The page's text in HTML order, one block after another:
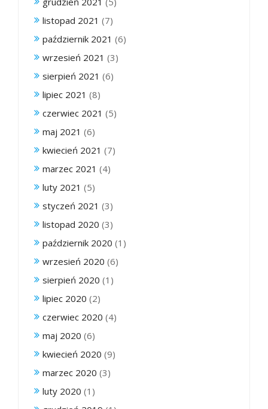
listopad 2021 (7)
październik 2021 (6)
wrzesień 2021 (3)
sierpień 2021 (6)
lipiec 2021 (8)
czerwiec 2021 (5)
maj 2021 (6)
kwiecień 2021 (7)
marzec 2021 (4)
luty 2021 (5)
styczeń 2021 (3)
listopad 2020 (3)
październik 2020 (1)
wrzesień 2020 (6)
sierpień 2020 (1)
lipiec 2020 (2)
czerwiec 2020 (4)
maj 2020 (6)
kwiecień 2020 (9)
marzec 2020 (3)
luty 2020 (1)